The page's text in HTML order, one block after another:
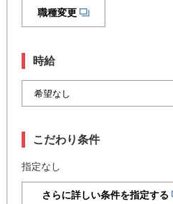
職種変更
時給
こだわり条件
指定なし
さらに詳しい条件を指定する